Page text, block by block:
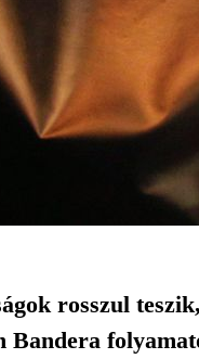
rosszul
Bandera